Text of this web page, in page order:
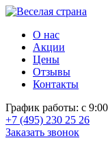
О нас
Акции
Цены
Отзывы
Контакты
График работы: с
+7 (495) 230 25 26
Заказать звонок